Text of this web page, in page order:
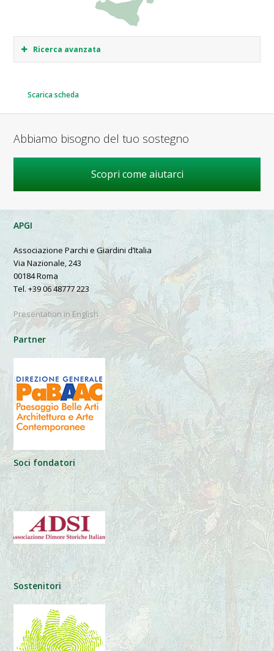
Ricerca avanzata
Scarica scheda
Abbiamo bisogno del tuo sostegno
Scopri come aiutarci
APGI
Associazione Parchi e Giardini d’Italia
Via Nazionale, 243
00184 Roma
Tel. +39 06 48777 223
Presentation in English
Partner
Soci fondatori
Sostenitori